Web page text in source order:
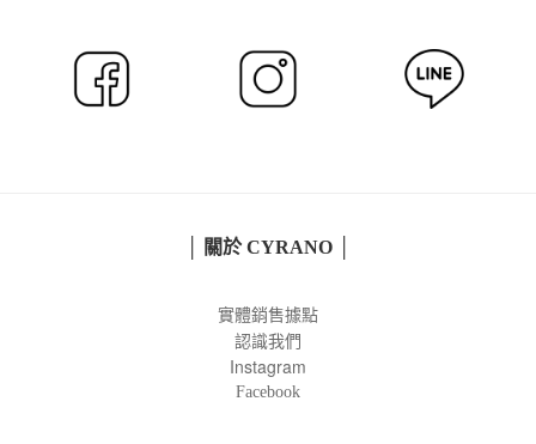
│ 關於 CYRANO │
實體銷售據點
認識我們
Instagram
Facebook